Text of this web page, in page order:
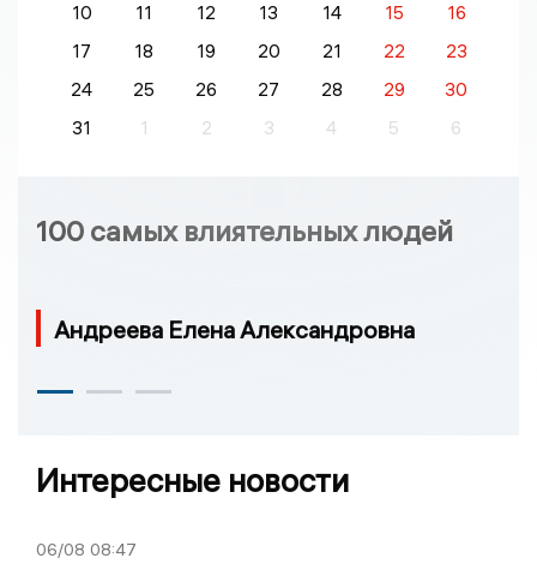
10
11 12 13 14 15
16
17
18 19 20 21 22
23
24
25 26 27 28 29
30
31
1 2 3 4 5 6
100 самых влиятельных людей
Андреева Елена Александровна
Интересные новости
06/08 08:47